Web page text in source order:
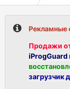
Рекламные
Продажи
iProgGuard
загрузчик